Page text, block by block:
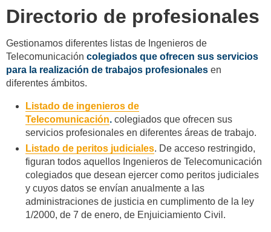
Directorio de profesionales
Gestionamos diferentes listas de Ingenieros de
Telecomunicación colegiados que ofrecen sus servicios
para la realización de trabajos profesionales en
diferentes ámbitos.
Listado de ingenieros de
Telecomunicación.colegiados que ofrecen sus
servicios profesionales en diferentes áreas de trabajo.
Listado de peritosjudiciales. De acceso restringido,
figuran todos aquellos Ingenieros de Telecomunicación
colegiados que desean ejercer como peritos judiciales
y cuyos datos se envían anualmente a las
administraciones de justicia en cumplimento de la ley
1/2000, de 7 de enero, de Enjuiciamiento Civil.